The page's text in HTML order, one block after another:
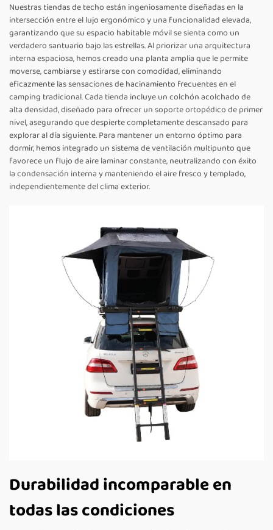
Nuestras tiendas de techo están ingeniosamente diseñadas en la
intersección entre el lujo ergonómico y una funcionalidad elevada,
garantizando que su espacio habitable móvil se sienta como un
verdadero santuario bajo las estrellas. Al priorizar una arquitectura
interna espaciosa, hemos creado una planta amplia que le permite
moverse, cambiarse y estirarse con comodidad, eliminando
eficazmente las sensaciones de hacinamiento frecuentes en el
camping tradicional. Cada tienda incluye un colchón acolchado de
alta densidad, diseñado para ofrecer un soporte ortopédico de primer
nivel, asegurando que despierte completamente descansado para
explorar al día siguiente. Para mantener un entorno óptimo para
dormir, hemos integrado un sistema de ventilación multipunto que
favorece un flujo de aire laminar constante, neutralizando con éxito
la condensación interna y manteniendo el aire fresco y templado,
independientemente del clima exterior.
Durabilidad incomparable en
todas las condiciones